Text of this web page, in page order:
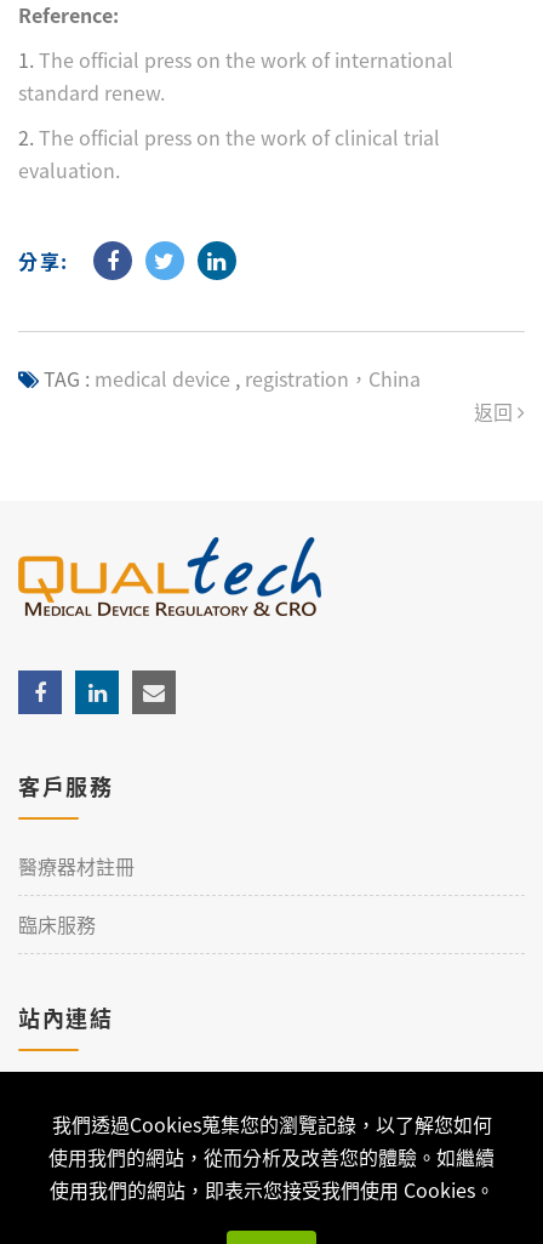
Reference:
1. The official press on the work of international
standard renew.
2. The official press on the work of clinical trial
evaluation.
分享:
TAG : medical device , registration，China
返回
我們透過Cookies蒐集您的瀏覽記錄，以了解您如何
使用我們的網站，從而分析及改善您的體驗。如繼續
使用我們的網站，即表示您接受我們使用 Cookies。
客戶服務
醫療器材註冊
臨床服務
站內連結
聯絡我們